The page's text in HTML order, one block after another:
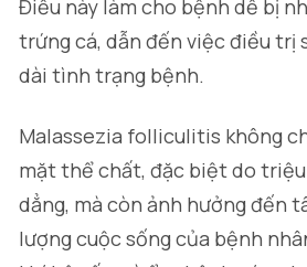
Điều này làm cho bệnh dễ bị
trứng cá, dẫn đến việc điều trị
dài tình trạng bệnh.
Malassezia folliculitis không
mặt thể chất, đặc biệt do
dẳng, mà còn ảnh hưởng đến
lượng cuộc sống của bệnh